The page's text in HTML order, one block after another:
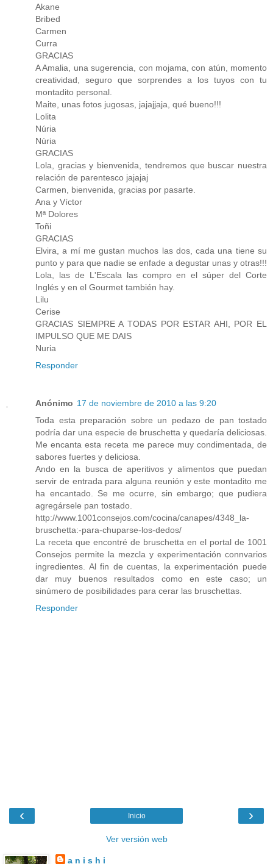
Akane
Bribed
Carmen
Curra
GRACIAS
A Amalia, una sugerencia, con mojama, con atún, momento
creatividad, seguro que sorprendes a los tuyos con tu
montadito personal.
Maite, unas fotos jugosas, jajajjaja, qué bueno!!!
Lolita
Núria
Núria
GRACIAS
Lola, gracias y bienvenida, tendremos que buscar nuestra
relación de parentesco jajajaj
Carmen, bienvenida, gracias por pasarte.
Ana y Víctor
Mª Dolores
Toñi
GRACIAS
Elvira, a mí me gustan muchos las dos, cada una tiene su
punto y para que nadie se enfade a degustar unas y otras!!!
Lola, las de L'Escala las compro en el súper del Corte
Inglés y en el Gourmet también hay.
Lilu
Cerise
GRACIAS SIEMPRE A TODAS POR ESTAR AHI, POR EL
IMPULSO QUE ME DAIS
Nuria
Responder
Anónimo 17 de noviembre de 2010 a las 9:20
Toda esta preparación sobre un pedazo de pan tostado
podría dar una especie de bruschetta y quedaría deliciosas.
Me encanta esta receta me parece muy condimentada, de
sabores fuertes y deliciosa.
Ando en la busca de aperitivos y alimentos que puedan
servir de entrada para alguna reunión y este montadito me
ha encantado. Se me ocurre, sin embargo; que pudiera
agregársele pan tostado.
http://www.1001consejos.com/cocina/canapes/4348_la-
bruschetta:-para-chuparse-los-dedos/
La receta que encontré de bruschetta en el portal de 1001
Consejos permite la mezcla y experimentación connvarios
ingredientes. Al fin de cuentas, la experimentación puede
dar muy buenos resultados como en este caso; un
sinúmero de posibilidades para cerar las bruschettas.
Responder
‹ ›
Inicio
Ver versión web
a n i s h i